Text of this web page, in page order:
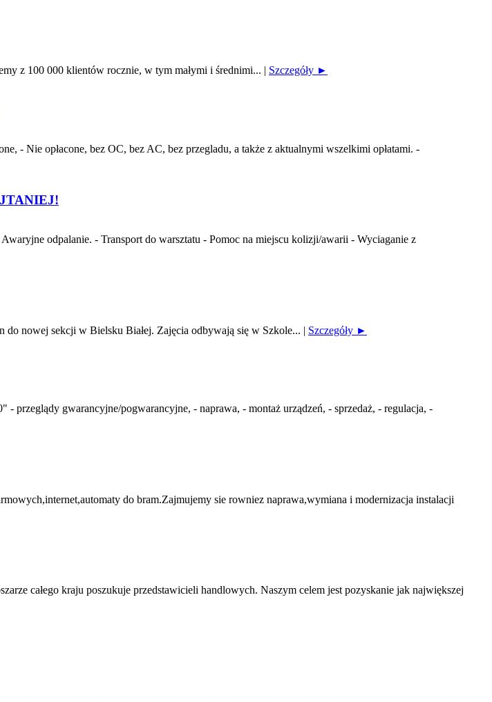
z 100 000 klientów rocznie, w tym małymi i średnimi... | Szczegóły ►
- Nie opłacone, bez OC, bez AC, bez przegladu, a także z aktualnymi wszelkimi opłatami. -
odpalanie. - Transport do warsztatu - Pomoc na miejscu kolizji/awarii - Wyciaganie z
nowej sekcji w Bielsku Białej. Zajęcia odbywają się w Szkole... | Szczegóły ►
gwarancyjne/pogwarancyjne, - naprawa, - montaż urządzeń, - sprzedaż, - regulacja, -
do bram.Zajmujemy sie rowniez naprawa,wymiana i modernizacja instalacji
całego kraju poszukuje przedstawicieli handlowych. Naszym celem jest pozyskanie jak największej